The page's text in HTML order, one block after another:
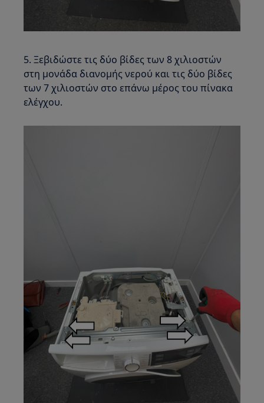
5. Ξεβιδώστε τις δύο βίδες των 8 χιλιοστών
στη μονάδα διανομής νερού και τις δύο βίδες
των 7 χιλιοστών στο επάνω μέρος του πίνακα
ελέγχου.